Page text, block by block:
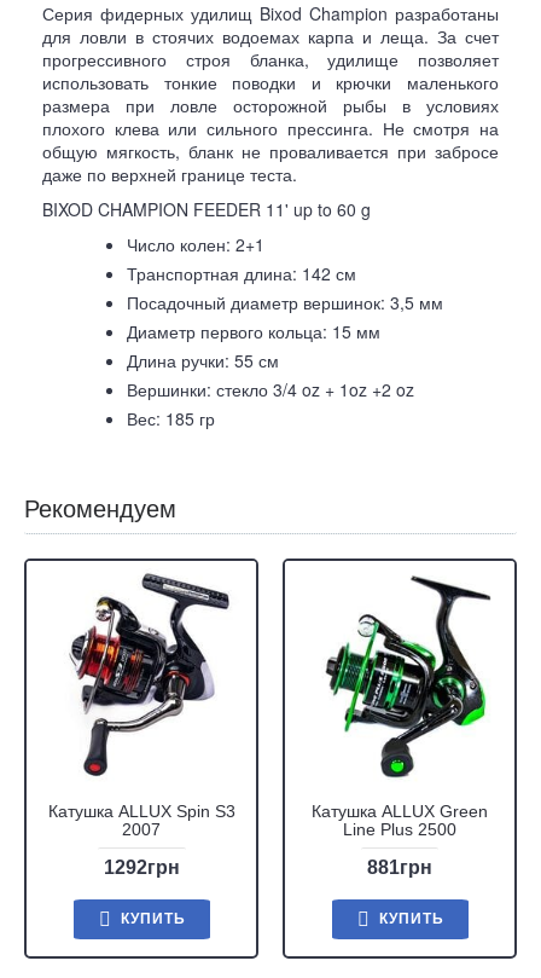
Серия фидерных удилищ Bixod Champion разработаны
для ловли в стоячих водоемах карпа и леща. За счет
прогрессивного строя бланка, удилище позволяет
использовать тонкие поводки и крючки маленького
размера при ловле осторожной рыбы в условиях
плохого клева или сильного прессинга. Не смотря на
общую мягкость, бланк не проваливается при забросе
даже по верхней границе теста.
BIXOD CHAMPION FEEDER 11' up to 60 g
Число колен: 2+1
Транспортная длина: 142 см
Посадочный диаметр вершинок: 3,5 мм
Диаметр первого кольца: 15 мм
Длина ручки: 55 см
Вершинки: стекло 3/4 oz + 1oz +2 oz
Вес: 185 гр
Рекомендуем
Катушка ALLUX Spin S3
2007
1292грн
КУПИТЬ
Катушка ALLUX Green
Line Plus 2500
881грн
КУПИТЬ